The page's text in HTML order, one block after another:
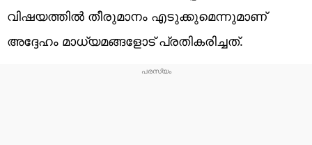
വിഷയത്തില്‍ തീരുമാനം എടുക്കുമെന്നുമാണ്
അദ്ദേഹം മാധ്യമങ്ങളോട് പ്രതികരിച്ചത്.